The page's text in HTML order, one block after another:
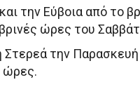
την Εύβοια από το
ώρες του
Στερεά την
ώρες.